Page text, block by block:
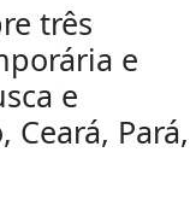
três
e
e
Ceará, Pará,